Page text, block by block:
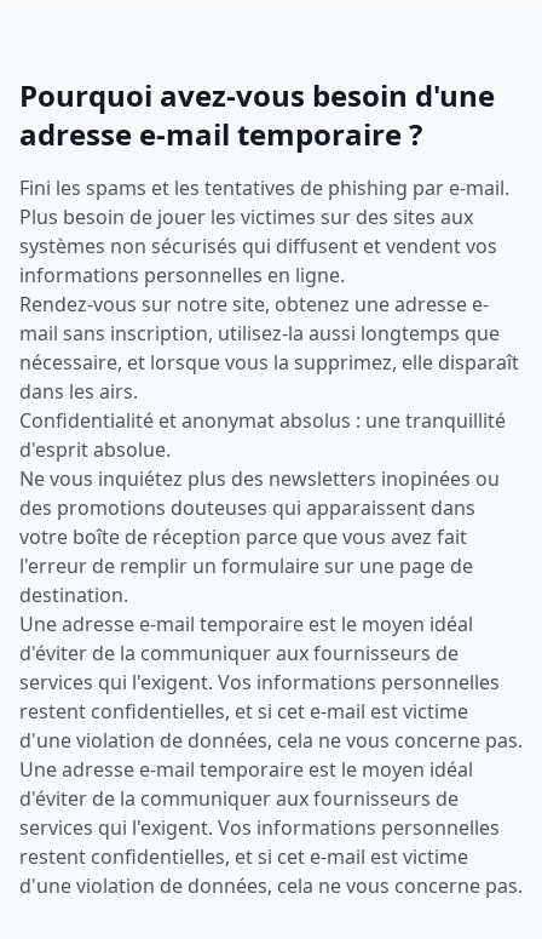
Pourquoi avez-vous besoin d'une
adresse e-mail temporaire ?
Fini les spams et les tentatives de phishing par e-mail.
Plus besoin de jouer les victimes sur des sites aux
systèmes non sécurisés qui diffusent et vendent vos
informations personnelles en ligne.
Rendez-vous sur notre site, obtenez une adresse e-
mail sans inscription, utilisez-la aussi longtemps que
nécessaire, et lorsque vous la supprimez, elle disparaît
dans les airs.
Confidentialité et anonymat absolus : une tranquillité
d'esprit absolue.
Ne vous inquiétez plus des newsletters inopinées ou
des promotions douteuses qui apparaissent dans
votre boîte de réception parce que vous avez fait
l'erreur de remplir un formulaire sur une page de
destination.
Une adresse e-mail temporaire est le moyen idéal
d'éviter de la communiquer aux fournisseurs de
services qui l'exigent. Vos informations personnelles
restent confidentielles, et si cet e-mail est victime
d'une violation de données, cela ne vous concerne pas.
Une adresse e-mail temporaire est le moyen idéal
d'éviter de la communiquer aux fournisseurs de
services qui l'exigent. Vos informations personnelles
restent confidentielles, et si cet e-mail est victime
d'une violation de données, cela ne vous concerne pas.